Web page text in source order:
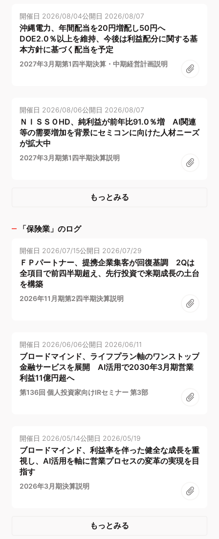
開催日 2026/08/04公開日 2026/08/07
沖縄電力、年間配当を20円増配し50円へ
DOE2.0％以上を維持、今後は利益配分に関する基
本方針に基づく配当を予定
2027年3月期第1四半期決算・中期経営計画説明
開催日 2026/08/06公開日 2026/08/07
ＮＩＳＳＯHD、純利益が前年比91.0％増 AI関連
等の需要増加を背景にセミコンに向けた人材ニーズ
が拡大中
2027年3月期第1四半期決算説明
もっとみる
「保険業 」のログ
開催日 2026/07/15公開日 2026/07/29
ＦＰパートナー、提携企業集客が回復基調 2Qは
全項目で前四半期超え、先行投資で来期成長の土台
を構築
2026年11月期第2四半期決算説明
開催日 2026/06/06公開日 2026/06/11
ブロードマインド、ライフプラン軸のワンストップ
金融サービスを展開 AI活用で2030年3月期営業
利益11億円超へ
第136回 個人投資家向けIRセミナー 第3部
開催日 2026/05/14公開日 2026/05/19
ブロードマインド、利益率を伴った健全な成長を重
視し、AI活用を軸に営業プロセスの変革の実現を目
指す
2026年3月期決算説明
もっとみる